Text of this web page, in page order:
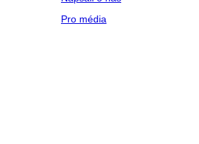
Pro média